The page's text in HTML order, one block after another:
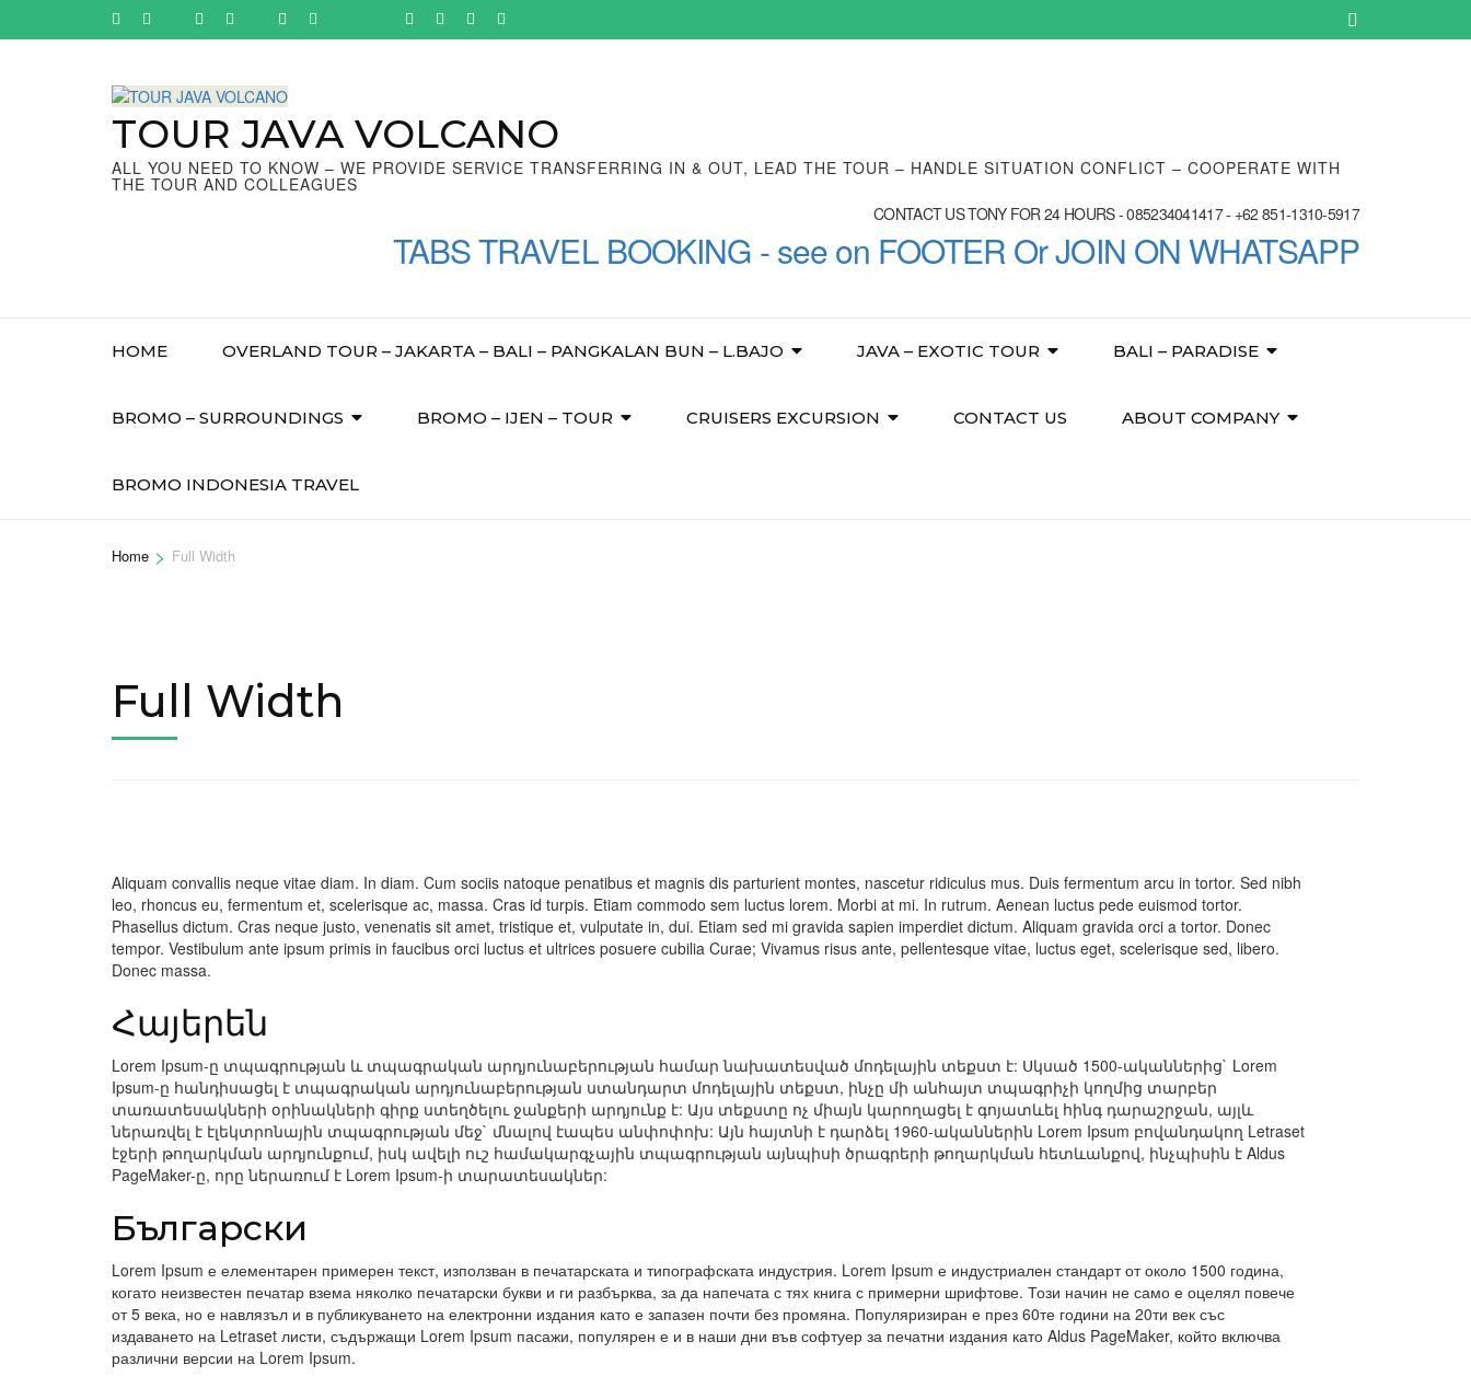
TOUR JAVA VOLCANO
ALL YOU NEED TO KNOW – WE PROVIDE SERVICE TRANSFERRING IN & OUT, LEAD THE TOUR – HANDLE SITUATION CONFLICT – COOPERATE WITH
THE TOUR AND COLLEAGUES
CONTACT US TONY FOR 24 HOURS - 085234041417 - +62 851-1310-5917
TABS TRAVEL BOOKING - see on FOOTER Or JOIN ON WHATSAPP
HOME OVERLAND TOUR – JAKARTA – BALI – PANGKALAN BUN – L.BAJO JAVA – EXOTIC TOUR BALI – PARADISE
BROMO – SURROUNDINGS BROMO – IJEN – TOUR CRUISERS EXCURSION CONTACT US ABOUT COMPANY
BROMO INDONESIA TRAVEL
Home > Full Width
Full Width
Aliquam convallis neque vitae diam. In diam. Cum sociis natoque penatibus et magnis dis parturient montes, nascetur ridiculus mus. Duis fermentum arcu in tortor. Sed nibh
leo, rhoncus eu, fermentum et, scelerisque ac, massa. Cras id turpis. Etiam commodo sem luctus lorem. Morbi at mi. In rutrum. Aenean luctus pede euismod tortor.
Phasellus dictum. Cras neque justo, venenatis sit amet, tristique et, vulputate in, dui. Etiam sed mi gravida sapien imperdiet dictum. Aliquam gravida orci a tortor. Donec
tempor. Vestibulum ante ipsum primis in faucibus orci luctus et ultrices posuere cubilia Curae; Vivamus risus ante, pellentesque vitae, luctus eget, scelerisque sed, libero.
Donec massa.
Հայերեն
Lorem Ipsum-ը տպագրության և տպագրական արդյունաբերության համար նախատեսված մոդելային տեքստ է: Սկսած 1500-ականներից` Lorem
Ipsum-ը հանդիսացել է տպագրական արդյունաբերության ստանդարտ մոդելային տեքստ, ինչը մի անհայտ տպագրիչի կողմից տարբեր
տառատեսակների օրինակների գիրք ստեղծելու ջանքերի արդյունք է: Այս տեքստը ոչ միայն կարողացել է գոյատևել հինգ դարաշրջան, այլև
ներառվել է էլեկտրոնային տպագրության մեջ` մնալով էապես անփոփոխ: Այն հայտնի է դարձել 1960-ականներին Lorem Ipsum բովանդակող Letraset
էջերի թողարկման արդյունքում, իսկ ավելի ուշ համակարգչային տպագրության այնպիսի ծրագրերի թողարկման հետևանքով, ինչպիսին է Aldus
PageMaker-ը, որը ներառում է Lorem Ipsum-ի տարատեսակներ:
Български
Lorem Ipsum е елементарен примерен текст, използван в печатарската и типографската индустрия. Lorem Ipsum е индустриален стандарт от около 1500 година,
когато неизвестен печатар взема няколко печатарски букви и ги разбърква, за да напечата с тях книга с примерни шрифтове. Този начин не само е оцелял повече
от 5 века, но е навлязъл и в публикуването на електронни издания като е запазен почти без промяна. Популяризиран е през 60те години на 20ти век със
издаването на Letraset листи, съдържащи Lorem Ipsum пасажи, популярен е и в наши дни във софтуер за печатни издания като Aldus PageMaker, който включва
различни версии на Lorem Ipsum.